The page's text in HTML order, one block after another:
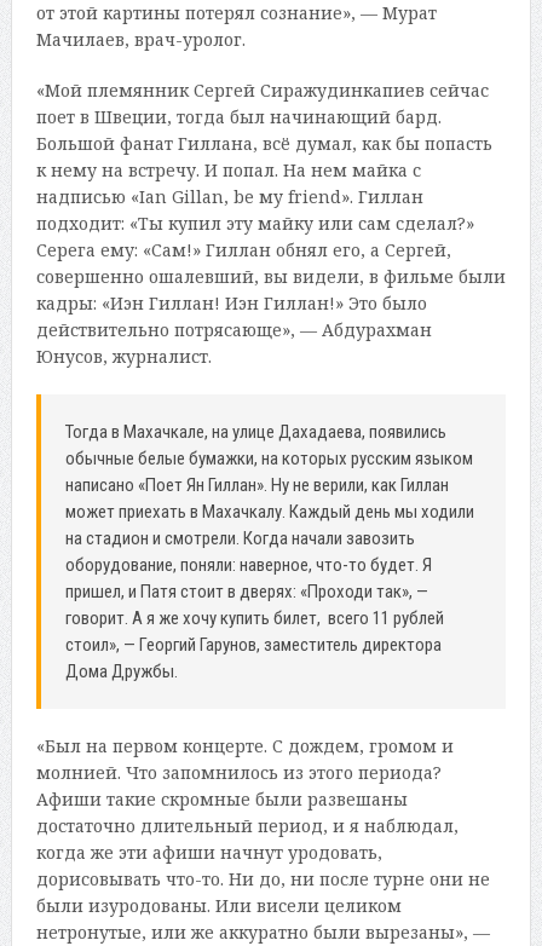
от этой картины потерял сознание», — Мурат
Мачилаев, врач-уролог.
«Мой племянник Сергей Сиражудинкапиев сейчас
поет в Швеции, тогда был начинающий бард.
Большой фанат Гиллана, всё думал, как бы попасть
к нему на встречу. И попал. На нем майка с
надписью «Ian Gillan, be мy friend». Гиллан
подходит: «Ты купил эту майку или сам сделал?»
Серега ему: «Сам!» Гиллан обнял его, а Сергей,
совершенно ошалевший, вы видели, в фильме были
кадры: «Иэн Гиллан! Иэн Гиллан!» Это было
действительно потрясающе», — Абдурахман
Юнусов, журналист.
Тогда в Махачкале, на улице Дахадаева, появились
обычные белые бумажки, на которых русским языком
написано «Поет Ян Гиллан». Ну не верили, как Гиллан
может приехать в Махачкалу. Каждый день мы ходили
на стадион и смотрели. Когда начали завозить
оборудование, поняли: наверное, что-то будет. Я
пришел, и Патя стоит в дверях: «Проходи так», —
говорит. А я же хочу купить билет, всего 11 рублей
стоил», — Георгий Гарунов, заместитель директора
Дома Дружбы.
«Был на первом концерте. С дождем, громом и
молнией. Что запомнилось из этого периода?
Афиши такие скромные были развешаны
достаточно длительный период, и я наблюдал,
когда же эти афиши начнут уродовать,
дорисовывать что-то. Ни до, ни после турне они не
были изуродованы. Или висели целиком
нетронутые, или же аккуратно были вырезаны», —